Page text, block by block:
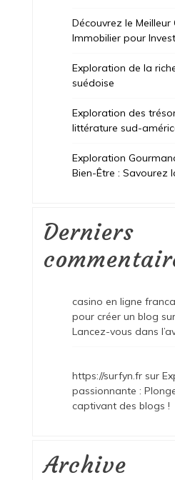
Découvrez le
Immobilier pour
Exploration de la
suédoise
Exploration des
littérature sud-
Exploration
Bien-Être : Savourez
Derniers
casino en ligne
pour créer un blog
Lancez-vous dans
https://surfyn.frsur
passionnante :
captivant des blogs !
Archive